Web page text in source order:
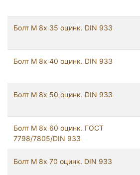
Болт М 8х 35 оцинк. DIN 933
Болт М 8х 40 оцинк. DIN 933
Болт М 8х 50 оцинк. DIN 933
Болт М 8х 60 оцинк. ГОСТ
7798/7805/DIN 933
Болт М 8х 70 оцинк. DIN 933